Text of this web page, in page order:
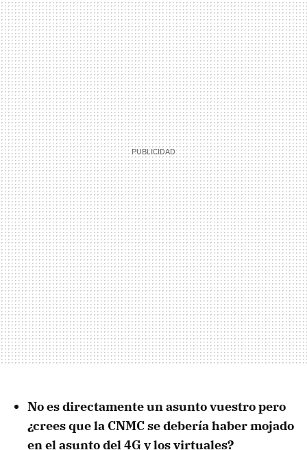
No es directamente un asunto vuestro pero
¿crees que la CNMC se debería haber mojado
en el asunto del 4G y los virtuales?